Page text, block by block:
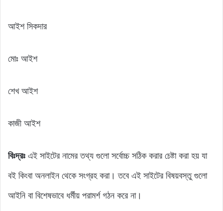
আইশ সিকদার
মোঃ আইশ
শেখ আইশ
কাজী আইশ
বিঃদ্রঃ এই সাইটের নামের তথ্য গুলো সর্বোচ্চ সঠিক করার চেষ্টা করা হয় যা
বই কিংবা অনলাইন থেকে সংগ্রহ করা। তবে এই সাইটের বিষয়বস্তু গুলো
আইনি বা বিশেষভাবে ধর্মীয় পরামর্শ গঠন করে না।